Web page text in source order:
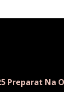
Preparat Na